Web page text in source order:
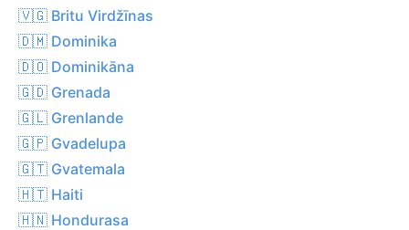
🇻🇬 Britu Virdžīnas
🇩🇲 Dominika
🇩🇴 Dominikāna
🇬🇩 Grenada
🇬🇱 Grenlande
🇬🇵 Gvadelupa
🇬🇹 Gvatemala
🇭🇹 Haiti
🇭🇳 Hondurasa